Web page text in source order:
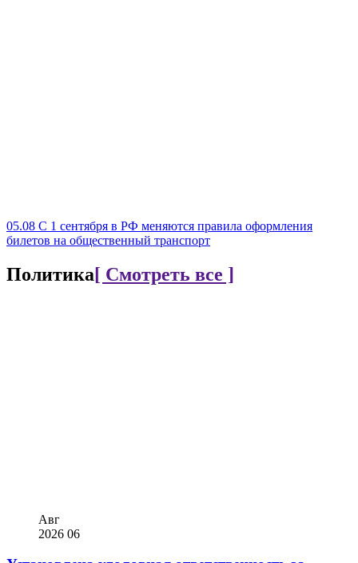
05.08 С 1 сентября в РФ меняются правила оформления
билетов на общественный транспорт
Политика[ Смотреть все ]
Авг
2026 06